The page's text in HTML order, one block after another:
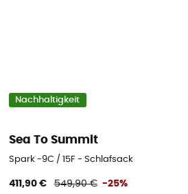
Nachhaltigkeit
Sea To Summit
Spark -9C / 15F - Schlafsack
411,90 € 549,90 € -25%